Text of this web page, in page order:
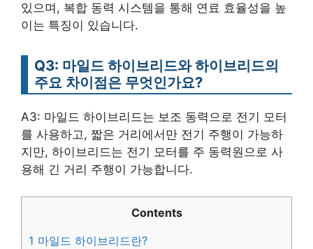
있으며, 복합 동력 시스템을 통해 연료 효율성을 높
이는 특징이 있습니다.
Q3: 마일드 하이브리드와 하이브리드의
주요 차이점은 무엇인가요?
A3: 마일드 하이브리드는 보조 동력으로 전기 모터
를 사용하고, 짧은 거리에서만 전기 주행이 가능하
지만, 하이브리드는 전기 모터를 주 동력원으로 사
용해 긴 거리 주행이 가능합니다.
Contents
1 마일드 하이브리드란?